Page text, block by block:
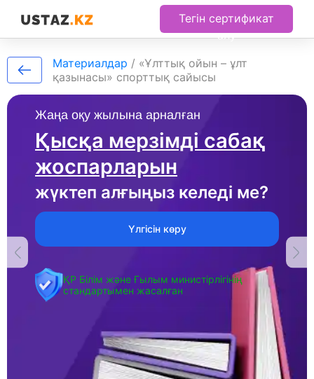
Тегін сертификат
алу
Жаңа оқу жылына арналған
Қысқа мерзімді сабақ
жоспарларын
жүктеп алғыңыз келеді ме?
Үлгісін көру
ҚР Білім және Ғылым министірлігінің
стандартымен жасалған
Материалдар / «Ұлттық ойын – ұлт
қазынасы» спорттық сайысы